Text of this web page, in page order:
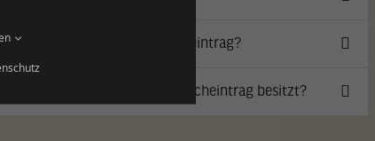
und den DQHA Zuchtbucheintrag?
und/oder DQHA Zuchtbucheintrag besitzt?